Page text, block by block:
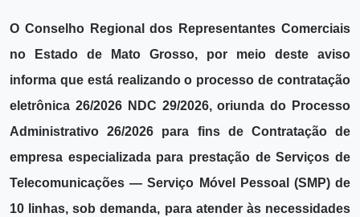
O Conselho Regional dos Representantes Comerciais
no Estado de Mato Grosso, por meio deste aviso
informa que está realizando o processo de contratação
eletrônica 26/2026 NDC 29/2026, oriunda do Processo
Administrativo 26/2026 para fins de Contratação de
empresa especializada para prestação de Serviços de
Telecomunicações — Serviço Móvel Pessoal (SMP) de
10 linhas, sob demanda, para atender às necessidades